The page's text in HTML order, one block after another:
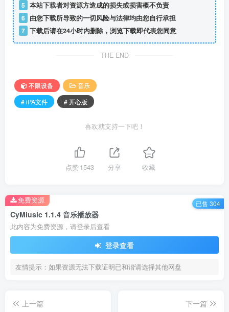
5 本站下载者对资源方造成的损失或损害概不负责
6 由您下载所导致的一切风险与法律均由您自行承担
7 下载后请在24小时内删除，浏览下载即代表您同意
THE END
不限设备
音乐
# iPA文件
# 开心版
喜欢就支持一下吧！
点赞1543 分享 收藏
CyMiusic 1.1.4 音乐播放器
此内容为免费资源，请登录后查看
登录查看
友情提示：如果资源无法下载证明已和谐请选择其他网盘
免费资源 已售 304
上一篇
下一篇